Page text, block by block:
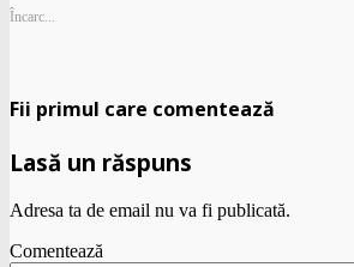
Încarc...
Fii primul care comentează
Lasă un răspuns
Adresa ta de email nu va fi publicată.
Comentează